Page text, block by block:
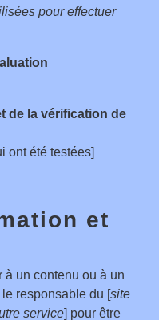
pour effectuer
de la vérification de
ont été testées]
et
à un contenu ou à un
responsable du [site
service] pour être